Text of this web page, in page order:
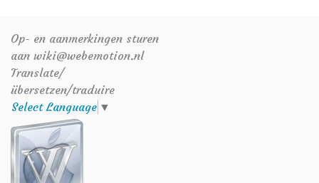
Op- en aanmerkingen sturen
aan wiki@webemotion.nl
Translate/
übersetzen/traduire
Select Language ▼